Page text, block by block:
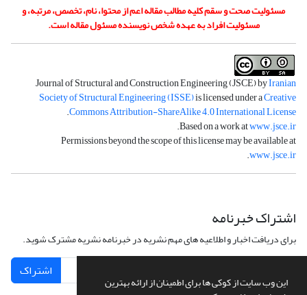
این وب سایت از کوکی ها برای اطمینان از ارائه بهترین
مسئولیت صحت و سقم کلیه مطالب مقاله اعم از محتوا، نام، تخصص، مرتبه، و
مسئولیت افراد به عهده شخص نویسنده مسئول مقاله است.
Journal of Structural and Construction Engineering (JSCE) byIranian
Society of Structural Engineering (ISSE)is licensed under aCreative
Commons Attribution-ShareAlike 4.0 International License
.
Based on a work atwww.jsce.ir
.
Permissions beyond the scope of this license may be available at
www.jsce.ir
.
اشتراک خبرنامه
برای دریافت اخبار و اطلاعیه های مهم نشریه در خبرنامه نشریه مشترک شوید.
اشتراک